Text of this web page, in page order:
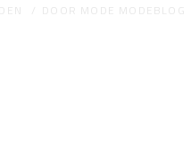
DOOR MODE MODEBLOG